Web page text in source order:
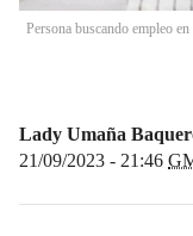
Persona buscando empleo
Lady Umaña
21/09/2023 - 21:46